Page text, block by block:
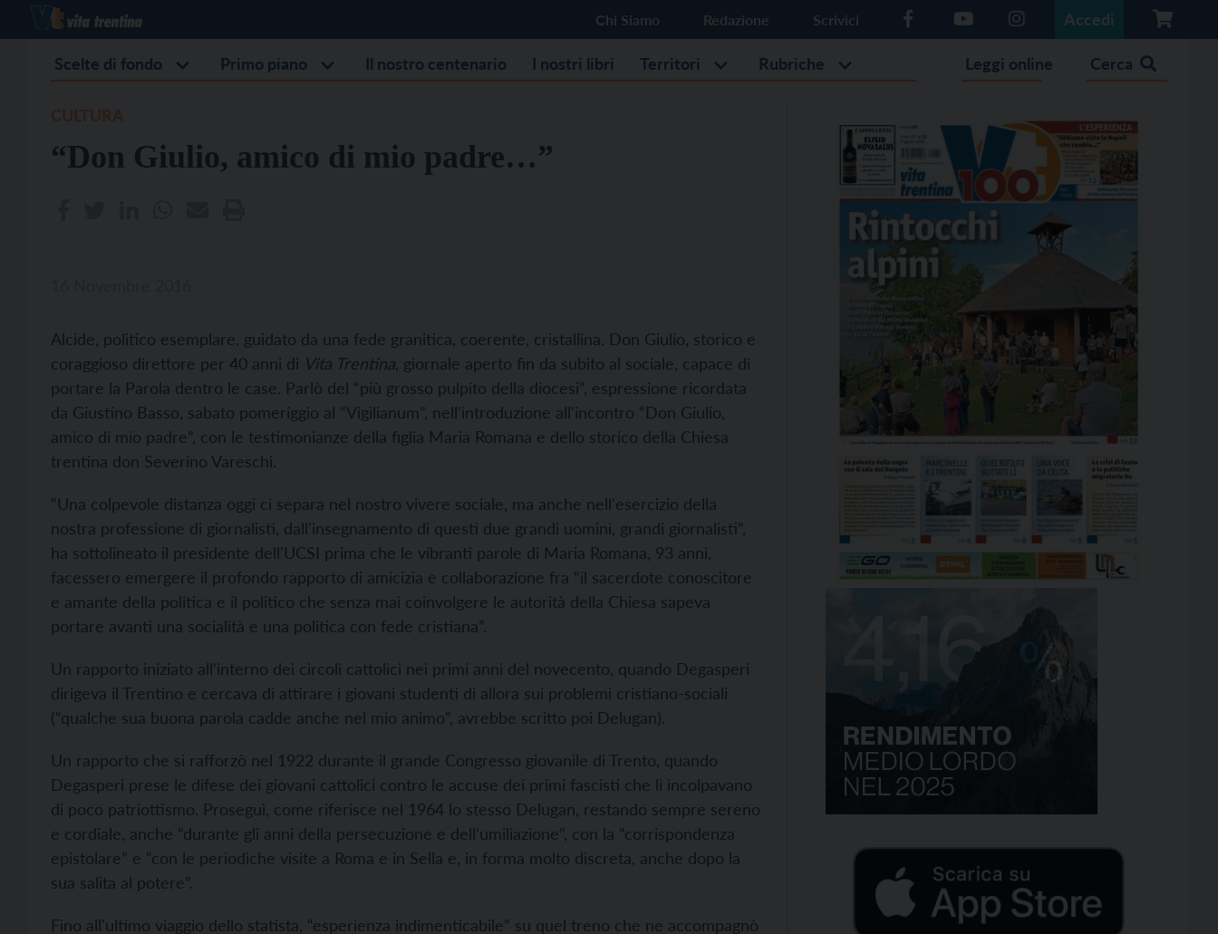
Chi Siamo Redazione Scrivici Accedi
Scelte di fondo Primo piano Il nostro centenario I nostri libri Territori Rubriche Leggi online Cerca
“Don Giulio, amico di mio padre…”
Alcide, politico esemplare, guidato da una fede granitica, coerente, cristallina. Don Giulio, storico e
coraggioso direttore per 40 anni di Vita Trentina , giornale aperto fin da subito al sociale, capace di
portare la Parola dentro le case. Parlò del “più grosso pulpito della diocesi”, espressione ricordata
da Giustino Basso, sabato pomeriggio al “Vigilianum”, nell'introduzione all'incontro “Don Giulio,
amico di mio padre”, con le testimonianze della figlia Maria Romana e dello storico della Chiesa
trentina don Severino Vareschi.
“Una colpevole distanza oggi ci separa nel nostro vivere sociale, ma anche nell'esercizio della
nostra professione di giornalisti, dall'insegnamento di questi due grandi uomini, grandi giornalisti”,
ha sottolineato il presidente dell'UCSI prima che le vibranti parole di Maria Romana, 93 anni,
facessero emergere il profondo rapporto di amicizia e collaborazione fra “il sacerdote conoscitore
e amante della politica e il politico che senza mai coinvolgere le autorità della Chiesa sapeva
portare avanti una socialità e una politica con fede cristiana”.
Un rapporto iniziato all’interno dei circoli cattolici nei primi anni del novecento, quando Degasperi
dirigeva il Trentino e cercava di attirare i giovani studenti di allora sui problemi cristiano-sociali
(“qualche sua buona parola cadde anche nel mio animo”, avrebbe scritto poi Delugan).
Un rapporto che si rafforzò nel 1922 durante il grande Congresso giovanile di Trento, quando
Degasperi prese le difese dei giovani cattolici contro le accuse dei primi fascisti che li incolpavano
di poco patriottismo. Proseguì, come riferisce nel 1964 lo stesso Delugan, restando sempre sereno
e cordiale, anche “durante gli anni della persecuzione e dell’umiliazione”, con la “corrispondenza
epistolare” e “con le periodiche visite a Roma e in Sella e, in forma molto discreta, anche dopo la
sua salita al potere”.
Fino all'ultimo viaggio dello statista, “esperienza indimenticabile” su quel treno che ne accompagnò